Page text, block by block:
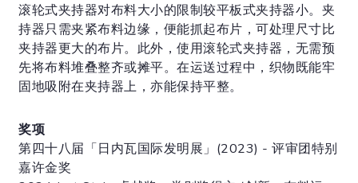
滚轮式夹持器对布料大小的限制较平板式夹持器小。夹
持器只需夹紧布料边缘，便能抓起布片，可处理尺寸比
夹持器更大的布片。此外，使用滚轮式夹持器，无需预
先将布料堆叠整齐或摊平。在运送过程中，织物既能牢
固地吸附在夹持器上，亦能保持平整。
奖项
第四十八届「日内瓦国际发明展」(2023) - 评审团特别
嘉许金奖